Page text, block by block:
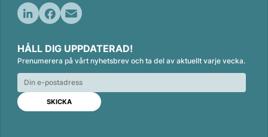
n
k
e
d
n
c
e
b
o
o
k
a
i
l
HÅLL DIG UPPDATERAD!
Prenumerera på vårt nyhetsbrev och ta del av aktuellt varje vecka.